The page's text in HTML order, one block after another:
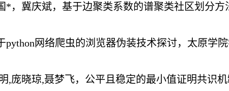
*，冀庆斌，基于边聚类系数的谱聚类社区划分
python网络爬虫的浏览器伪装技术探讨，太原学
,庞晓琼,聂梦飞，公平且稳定的最小值证明共识